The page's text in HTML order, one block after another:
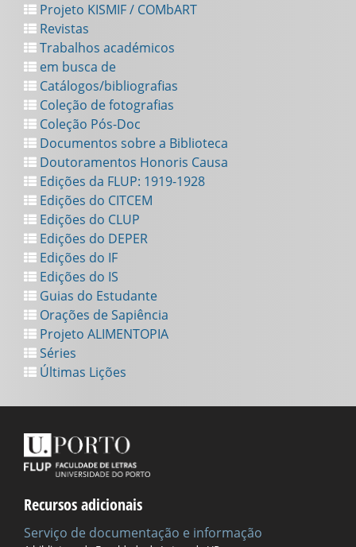
Projeto KISMIF / COMbART
Revistas
Trabalhos académicos
em busca de
Catálogos/bibliografias
Coleção de fotografias
Coleção Pós-Doc
Documentos sobre a Biblioteca
Doutoramentos Honoris Causa
Edições da FLUP: 1919-1928
Edições do CITCEM
Edições do CLUP
Edições do DEPER
Edições do IF
Edições do IS
Guias do Estudante
Orações de Sapiência
Projeto ALIMENTOPIA
Séries
Últimas Lições
Recursos adicionais
Serviço de documentação e informação